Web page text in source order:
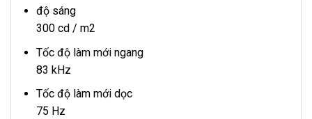
độ sáng
300 cd / m2
Tốc độ làm mới ngang
83 kHz
Tốc độ làm mới dọc
75 Hz